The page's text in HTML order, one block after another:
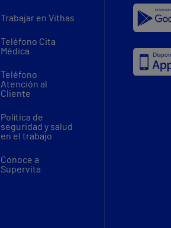
Trabajar en Vithas
Teléfono Cita
Médica
Teléfono
Atención al
Cliente
Política de
seguridad y salud
en el trabajo
Conoce a
Supervita